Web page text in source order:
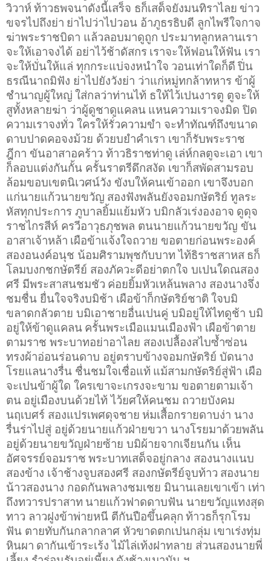
วิวาห์ ท้าวธพจนาดังนี้เสร็จ ธก็เสด็จยังมนทิราไลย ข่าว
ขจรไปถึงย่า ย่าไปว่าไปวอน อ้าภูธรธิบดี ลูกไพรีใจกาจ
ฆ่าพระราชบิดา แล้วลอบมาดูถูก ประมาทลูกหลานเรา
จะให้เอาจงได้ อย่าไว้ช้าดัสกร เราจะให้ฟอนให้ฟัน เรา
จะให้บั่นให้แล่ ทุกกระแบ่จงหนำใจ วอนเท่าใดก็ดี ปิ่น
ธรณีนาถมิฟัง ย่าไปยังวังย่า ว่าแก่หมู่ทกล้าทหาร ข้าผู้
ชำนาญผู้ใหญ่ ใส่กลว่าท่านไท้ ธให้ไว้เปนงารตู ตูจะให้
สูทั้งหลายฆ่า ว่าผู้ดูชาดูแคลน แหนความเราจงมิด ปิด
ความเราจงทั่ว ใครให้รั่วความขำ จะทำทัณฑ์ถึงขนาด
ดาบปาดคอจงม้วย ด้วยบยำคำเรา เขาก็รับพระราช
ฎีกา ขันอาสาอคร้าว ท้าวธิราชท่าดู เล่ห์กลตูจะเอา เขา
ก็ลอบแต่งกันกั้น ครั้นราตรีดึกสงัด เขาก็สพัดสามรอบ
ล้อมขอบเขตนิเวศน์วัง ขังบให้คนเข้าออก เขาจึงบอก
แก่นายแก้วนายขวัญ สองฟังพลันยังจอมกษัตริย์ ทูลระ
หัสทุกประการ ภูบาลยิ้มแย้มหัว บมิกลัวเร่งองอาจ ดูดุจ
ราชไกรสีห์ ครวีอาวุธภุชพล ตนนายแก้วนายขวัญ ขัน
อาสาเจ้าหล้า เผือข้าแจ้งใจถวาย ขอตายก่อนพระองค์
สองอนงค์อนุช น้อมศิรามพุชกับบาท ไท้ธิราชสาหส ธก็
โลมบงกชกษัตรีย์ สองภัควะดีอย่าตกใจ บเปนใดณสอง
ศรี มีพระสาสนชมชัว ค่อยยิ้มหัวเหล้นพลาง สองนางจึ่ง
ชมชื่น ยื่นใจจริงบมิช้า เผือข้าก็กษัตริย์ชาติ ใจบมิ
ขลาดกลัวตาย บมิเอาชายอื่นเปนคู่ บมิอยู่ให้ไทดูช้า บมิ
อยู่ให้ข้าดูแคลน ครั้นพระเมือแมนเมืองฟ้า เผือข้าตาย
ตามราช พระบาทอย่าอาไลย สองเปลื้องสไบซ้ำซ่อน
ทรงผ้าอ่อนร่อนดาบ อยู่ตราบข้างจอมกษัตริย์ บัดนาง
โรยแลนางรื่น ชื่นชมใจเชื่อแท้ แม้สามกษัตริย์สู่ฟ้า เผือ
จะเปนข้าผู้ใด ใครเขาจะเกรงจะขาม ขอตายตามเจ้า
ตน อยู่เมืองบนด้วยไท้ ไว้ยศให้คนชม ถวายบังคม
นฤเบศร์ สองแปรเพศดุจชาย ห่มเสื้อกรายดาบง่า นาง
รื่นร่าไปสู่ อยู่ด้วยนายแก้วฝ่ายขวา นางโรยมาด้วยพลัน
อยู่ด้วยนายขวัญฝ่ายซ้าย บมิผ้ายจากเจียนกัน เห็น
อัศจรรย์จอมราช พระบาทเสด็จอยู่กลาง สองนางแนบ
สองข้าง เจ้าช้างจูบสองศรี สองกษัตรีย์จูบท้าว สองนาย
น้าวสองนาง กอดกันพลางชมเชย มินานเลยเขาเข้า เท่า
ถึงทวารปราสาท นายแก้วฟาดดาบฟัน นายขวัญแทงสุด
ทาว ลาวฝูงข้าพ่ายหนี ตีกันปือขึ้นคลุก ท้าวธก็รุกโรม
ฟัน ตายทับกันกลากลาศ หัวขาดตกเปนกลุ่ม เขาเร่งทุ่ม
หินผา ดากันเข้าระเร้ง ไม้ไล่เท้งฝาทลาย ส่วนสองนายพี่